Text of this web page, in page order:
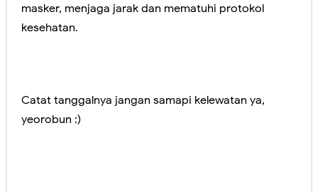
masker, menjaga jarak dan mematuhi protokol
kesehatan.
Catat tanggalnya jangan samapi kelewatan ya,
yeorobun :)